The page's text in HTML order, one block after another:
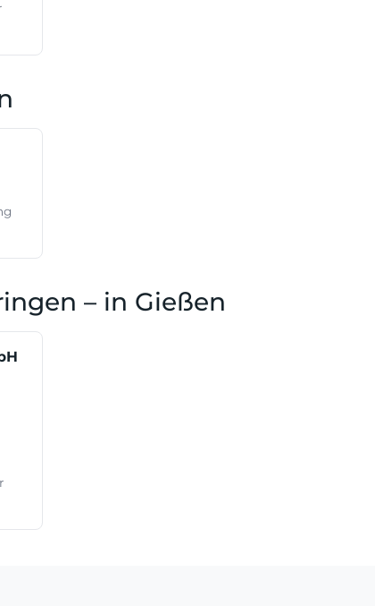
– in Gießen